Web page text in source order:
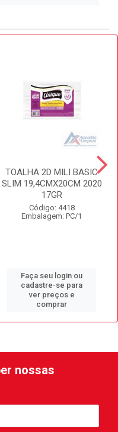
TOALHA 2D MILI BASIC
SLIM 19,4CMX20CM 2020
17GR
Código: 4418
Embalagem: PC/1
Faça seu login ou
cadastre-se para
ver preços e
comprar
nossas